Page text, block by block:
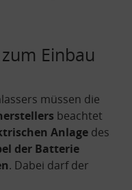
Einbau
müssen die
beachtet
Anlage des
der Batterie
. Dabei darf der